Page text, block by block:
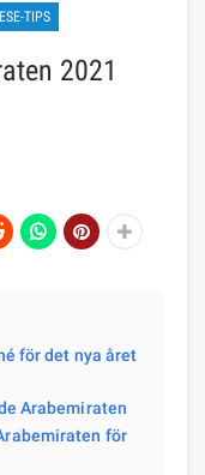
TIPS
2021
för det nya året
Arabemiraten
för